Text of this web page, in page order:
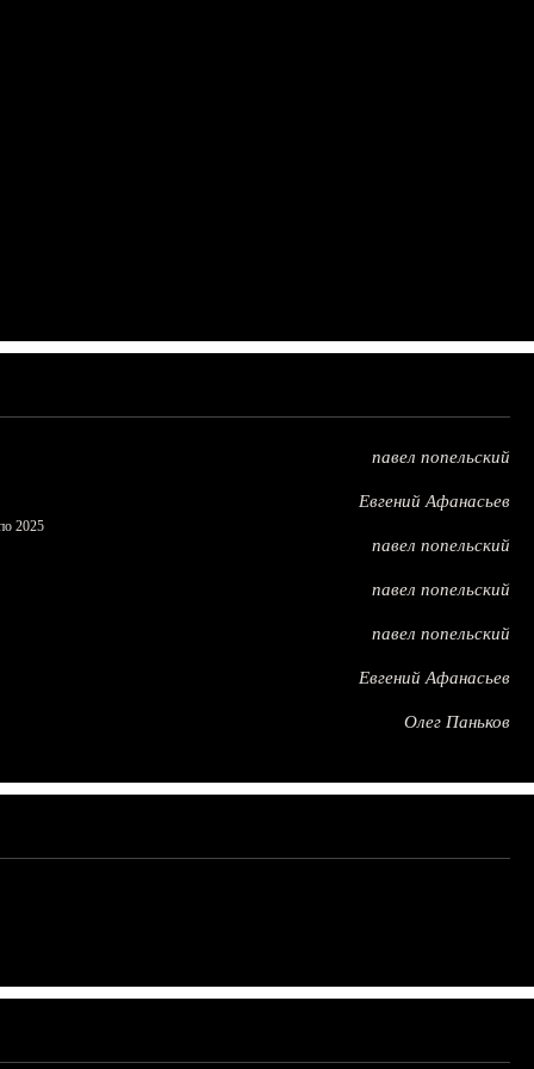
павел попельский
Евгений Афанасьев
2025
павел попельский
павел попельский
павел попельский
Евгений Афанасьев
Олег Паньков